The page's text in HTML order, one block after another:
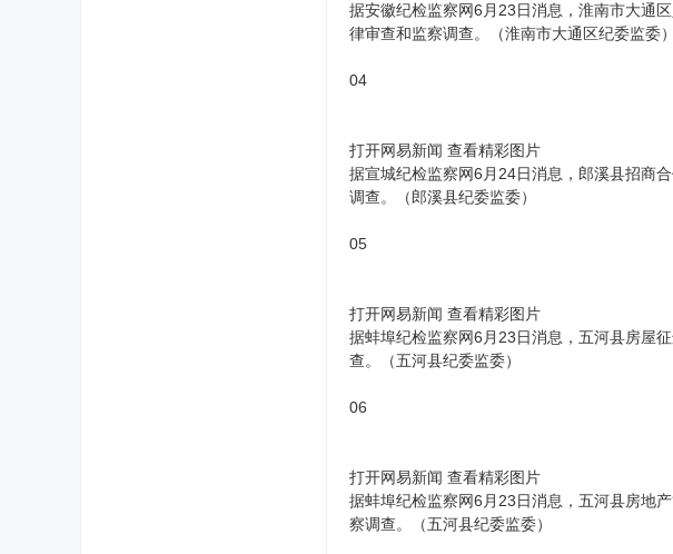
据安徽纪检监察网6月23日消息，淮南市大通
律审查和监察调查。（淮南市大通区纪委监委）
04
打开网易新闻 查看精彩图片
据宣城纪检监察网6月24日消息，郎溪县招商
调查。（郎溪县纪委监委）
05
打开网易新闻 查看精彩图片
据蚌埠纪检监察网6月23日消息，五河县房屋
查。（五河县纪委监委）
06
打开网易新闻 查看精彩图片
据蚌埠纪检监察网6月23日消息，五河县房地
察调查。（五河县纪委监委）